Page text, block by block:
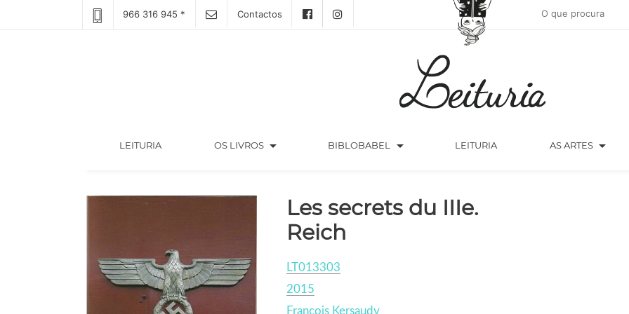
966 316 945 * Contactos
LEITURIA(CURRENT) OS LIVROS arrow_drop_down BIBLOBABEL arrow_drop_down LEITURIA AS ARTES arrow_drop_down
Les secrets du IIIe.
Reich
LT013303
2015
François Kersaudy